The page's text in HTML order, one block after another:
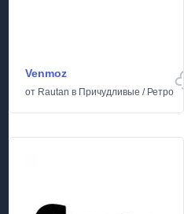
Venmoz
от Rautan в Причудливые / Ретро